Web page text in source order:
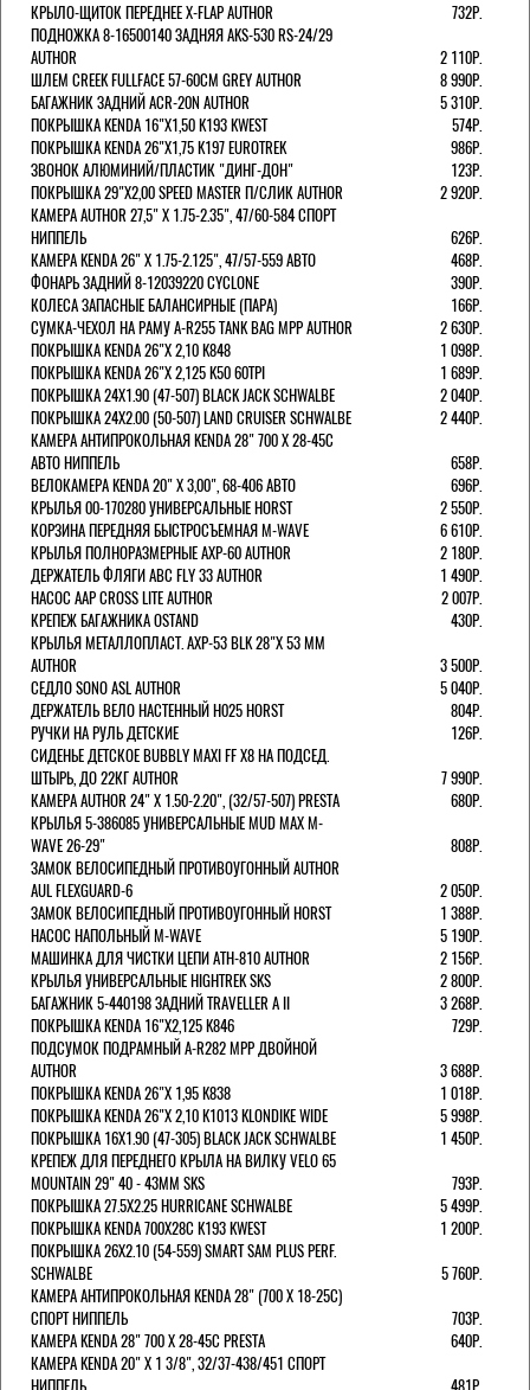
КРЫЛО-ЩИТОК ПЕРЕДНЕЕ X-FLAP AUTHOR
732Р.
ПОДНОЖКА 8-16500140 ЗАДНЯЯ AKS-530 RS-24/29
AUTHOR
2 110Р.
ШЛЕМ CREEK FULLFACE 57-60СМ GREY AUTHOR
8 990Р.
БАГАЖНИК ЗАДНИЙ ACR-20N AUTHOR
5 310Р.
ПОКРЫШКА KENDA 16"Х1,50 K193 KWEST
574Р.
ПОКРЫШКА KENDA 26"Х1,75 K197 EUROTREK
986Р.
ЗВОНОК АЛЮМИНИЙ/ПЛАСТИК "ДИНГ-ДОН"
123Р.
ПОКРЫШКА 29"Х2,00 SPEED MASTER П/СЛИК AUTHOR
2 920Р.
КАМЕРА AUTHOR 27,5" Х 1.75-2.35", 47/60-584 СПОРТ
НИППЕЛЬ
626Р.
КАМЕРА KENDA 26" Х 1.75-2.125", 47/57-559 АВТО
468Р.
ФОНАРЬ ЗАДНИЙ 8-12039220 CYCLONE
390Р.
КОЛЕСА ЗАПАСНЫЕ БАЛАНСИРНЫЕ (ПАРА)
166Р.
CУМКА-ЧЕХОЛ НА РАМУ A-R255 TANK BAG MPP AUTHOR
2 630Р.
ПОКРЫШКА KENDA 26"Х 2,10 K848
1 098Р.
ПОКРЫШКА KENDA 26"Х 2,125 K50 60TPI
1 689Р.
ПОКРЫШКА 24X1.90 (47-507) BLACK JACK SCHWALBE
2 040Р.
ПОКРЫШКА 24X2.00 (50-507) LAND CRUISER SCHWALBE
2 440Р.
КАМЕРА АНТИПРОКОЛЬНАЯ KENDA 28" 700 Х 28-45C
АВТО НИППЕЛЬ
658Р.
ВЕЛОКАМЕРА KENDA 20" Х 3,00", 68-406 АВТО
696Р.
КРЫЛЬЯ 00-170280 УНИВЕРСАЛЬНЫЕ HORST
2 550Р.
КОРЗИНА ПЕРЕДНЯЯ БЫСТРОСЪЕМНАЯ M-WAVE
6 610Р.
КРЫЛЬЯ ПОЛНОРАЗМЕРНЫЕ AXP-60 AUTHOR
2 180Р.
ДЕРЖАТЕЛЬ ФЛЯГИ АВС FLY 33 AUTHOR
1 490Р.
НАСОС AAP CROSS LITE AUTHOR
2 007Р.
КРЕПЕЖ БАГАЖНИКА OSTAND
430Р.
КРЫЛЬЯ МЕТАЛЛОПЛАСТ. AXP-53 BLK 28"Х 53 ММ
AUTHOR
3 500Р.
СЕДЛО SONO ASL AUTHOR
5 040Р.
ДЕРЖАТЕЛЬ ВЕЛО НАСТЕННЫЙ H025 HORST
804Р.
РУЧКИ НА РУЛЬ ДЕТСКИЕ
126Р.
СИДЕНЬЕ ДЕТСКОЕ BUBBLY MAXI FF X8 НА ПОДСЕД.
ШТЫРЬ, ДО 22КГ AUTHOR
7 990Р.
КАМЕРА AUTHOR 24" Х 1.50-2.20", (32/57-507) PRESTA
680Р.
КРЫЛЬЯ 5-386085 УНИВЕРСАЛЬНЫЕ MUD MAX M-
WAVE 26-29"
808Р.
ЗАМОК ВЕЛОСИПЕДНЫЙ ПРОТИВОУГОННЫЙ AUTHOR
AUL FLEXGUARD-6
2 050Р.
ЗАМОК ВЕЛОСИПЕДНЫЙ ПРОТИВОУГОННЫЙ HORST
1 388Р.
НАСОС НАПОЛЬНЫЙ M-WAVE
5 190Р.
МАШИНКА ДЛЯ ЧИСТКИ ЦЕПИ ATH-810 AUTHOR
2 156Р.
КРЫЛЬЯ УНИВЕРСАЛЬНЫЕ HIGHTREK SKS
2 800Р.
БАГАЖНИК 5-440198 ЗАДНИЙ TRAVELLER A II
3 268Р.
ПОКРЫШКА KENDA 16"Х2,125 K846
729Р.
ПОДСУМОК ПОДРАМНЫЙ A-R282 MPP ДВОЙНОЙ
AUTHOR
3 688Р.
ПОКРЫШКА KENDA 26"Х 1,95 K838
1 018Р.
ПОКРЫШКА KENDA 26"Х 2,10 K1013 KLONDIKE WIDE
5 998Р.
ПОКРЫШКА 16X1.90 (47-305) BLACK JACK SCHWALBE
1 450Р.
КРЕПЕЖ ДЛЯ ПЕРЕДНЕГО КРЫЛА НА ВИЛКУ VELO 65
MOUNTAIN 29" 40 - 43ММ SKS
793Р.
ПОКРЫШКА 27.5X2.25 HURRICANE SCHWALBE
5 499Р.
ПОКРЫШКА KENDA 700Х28С K193 KWEST
1 200Р.
ПОКРЫШКА 26X2.10 (54-559) SMART SAM PLUS PERF.
SCHWALBE
5 760Р.
КАМЕРА АНТИПРОКОЛЬНАЯ KENDA 28" (700 Х 18-25C)
СПОРТ НИППЕЛЬ
703Р.
КАМЕРА KENDA 28" 700 Х 28-45С PRESTA
640Р.
КАМЕРА KENDA 20" Х 1 3/8", 32/37-438/451 СПОРТ
НИППЕЛЬ
481Р.